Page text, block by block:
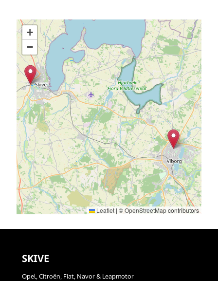
+
−
Leaflet | ©OpenStreetMapcontributors
SKIVE
Opel, Citroën, Fiat, Navor & Leapmotor